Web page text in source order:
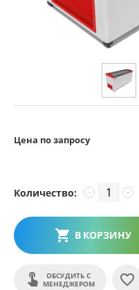
Цена по запросу
Количество: +
−
В КОРЗИНУ
ОБСУДИТЬ С
МЕНЕДЖЕРОМ